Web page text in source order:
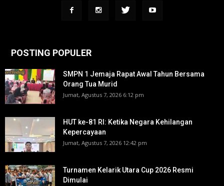
POSTING POPULER
SMPN 1 Jemaja Rapat Awal Tahun Bersama
Orang Tua Murid ‎
Jumat, Agustus 7, 2026 6:12 pm
HUT ke-81 RI: Ketika Negara Kehilangan
Kepercayaan
Jumat, Agustus 7, 2026 12:42 pm
Turnamen Kelarik Utara Cup 2026 Resmi
Dimulai